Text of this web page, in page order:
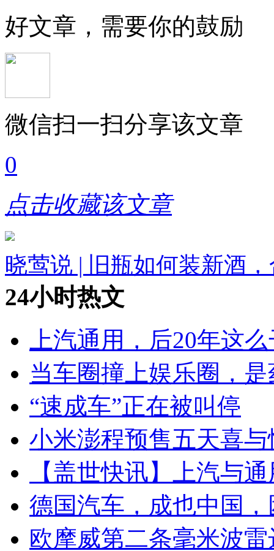
好文章，需要你的鼓励
微信扫一扫分享该文章
0
点击收藏该文章
晓莺说 | 旧瓶如何装新酒
24小时热文
上汽通用，后20年这
当车圈撞上娱乐圈，
“速成车”正在被叫停
小米澎程预售五天喜与
【盖世快讯】上汽与
德国汽车，成也中国
欧摩威第二条毫米波